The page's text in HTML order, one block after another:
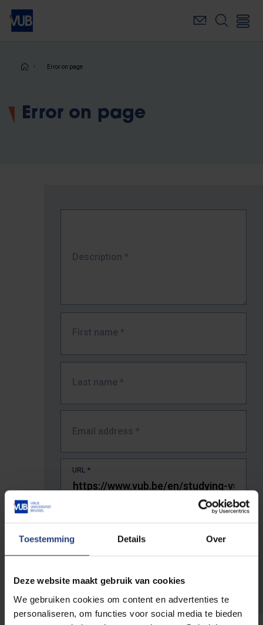
Toestemming Details Over
Deze website maakt gebruik van cookies
We gebruiken cookies om content en advertenties te
personaliseren, om functies voor social media te bieden
Skip
main
Breadcrumb
Error on page
Error on page
Description *
First name *
Last name *
Email address *
URL *
The full URL of the page where you encountered the error.